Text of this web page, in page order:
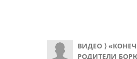
ВИДЕО ⟩
РОДИТЕЛИ